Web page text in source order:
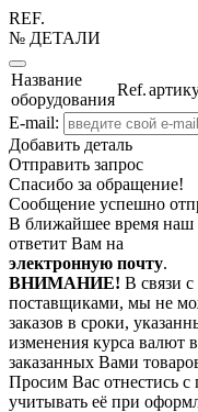
REF.
№ ДЕТАЛИ
Название
оборудования
Ref.
E-mail:
Добавить деталь
Отправить запрос
Спасибо за обращение!
Сообщение успешно
В ближайшее время наш
ответит Вам на
электронную почту.
ВНИМАНИЕ! В связи
поставщиками, мы не
заказов в сроки,
изменения курса валют
заказанных Вами
Просим Вас отнестись
учитывать её при